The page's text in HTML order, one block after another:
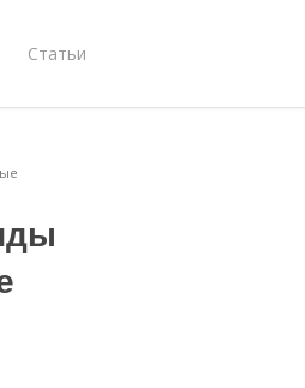
Статьи